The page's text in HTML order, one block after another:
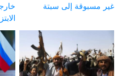
غير مسبوقة إلى سبتة